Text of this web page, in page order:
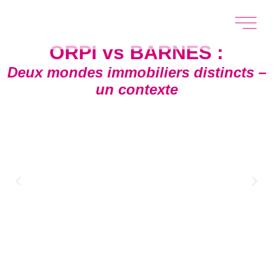
ORPI vs BARNES :
Deux mondes immobiliers distincts –
un contexte